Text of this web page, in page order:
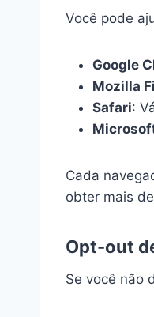
Você pode
Google
Mozilla
Safari:
Cada
obter mais
Opt-out
Se você não